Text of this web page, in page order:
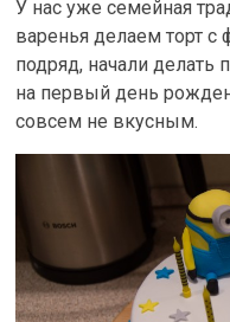
У нас уже семейная
варенья делаем торт
подряд, начали делать
на первый день
совсем не вкусным.